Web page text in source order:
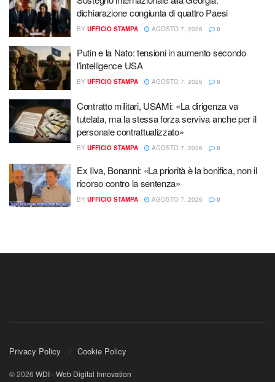
dichiarazione congiunta di quattro Paesi
BY UFFICIO STAMPA AGOSTO 7, 2026 0
Putin e la Nato: tensioni in aumento secondo
l’intelligence USA
BY UFFICIO STAMPA AGOSTO 7, 2026 0
Contratto militari, USAMi: «La dirigenza va
tutelata, ma la stessa forza serviva anche per il
personale contrattualizzato»
BY UFFICIO STAMPA AGOSTO 7, 2026 0
Ex Ilva, Bonanni: «La priorità è la bonifica, non il
ricorso contro la sentenza»
BY UFFICIO STAMPA AGOSTO 7, 2026 0
Privacy Policy Cookie Policy
© 2026 WDI - Web Digital Innovation